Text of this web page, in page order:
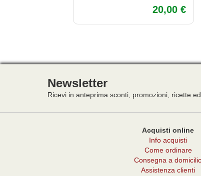
20,00 €
Newsletter
Ricevi in anteprima sconti, promozioni, ricette
Acquisti online
Info acquisti
Come ordinare
Consegna a
Assistenza clienti